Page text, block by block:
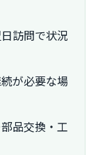
訪問で状況
が必要な場
品交換・工